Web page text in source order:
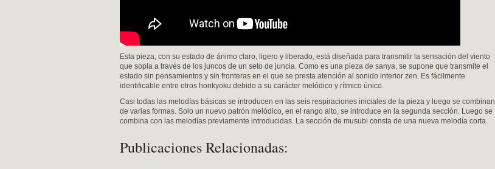
Esta pieza, con su estado de ánimo claro, ligero y liberado, está diseñada para transmitir la sensación del viento
que sopla a través de los juncos de un seto de juncia. Como es una pieza de sanya, se supone que transmite el
estado sin pensamientos y sin fronteras en el que se presta atención al sonido interior zen. Es fácilmente
identificable entre otros honkyoku debido a su carácter melódico y rítmico único.
Casi todas las melodías básicas se introducen en las seis respiraciones iniciales de la pieza y luego se combinan
de varias formas. Solo un nuevo patrón melódico, en el rango alto, se introduce en la segunda sección. Luego se
combina con las melodías previamente introducidas. La sección de musubi consta de una nueva melodía corta.
Publicaciones Relacionadas: